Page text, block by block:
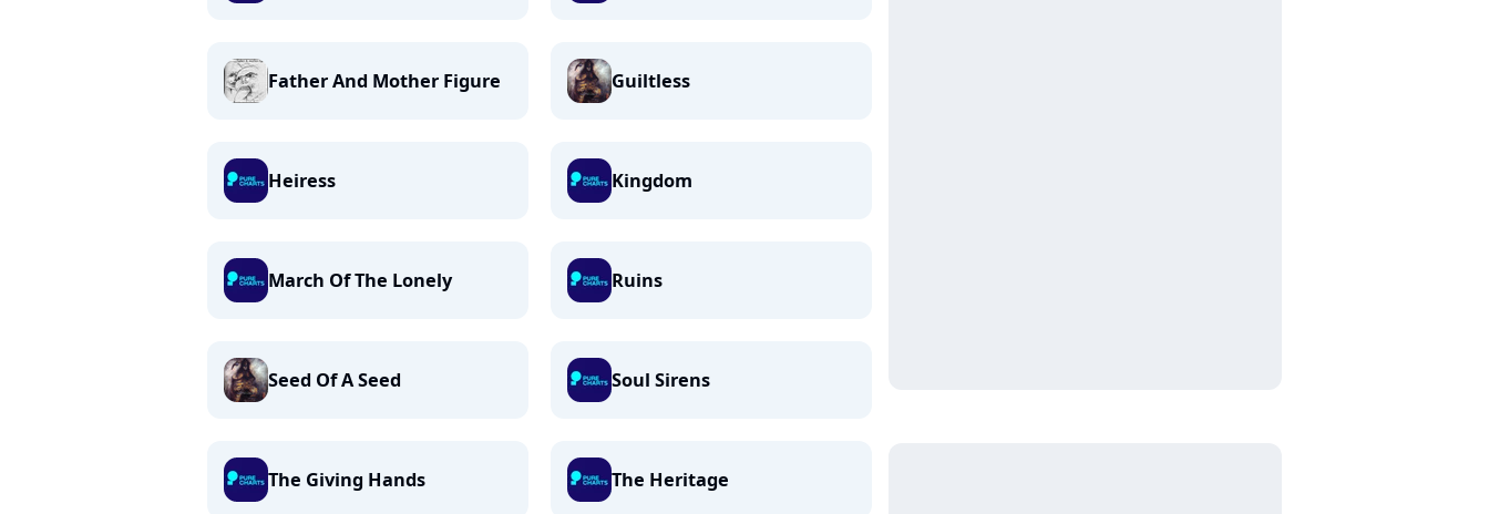
Father And Mother Figure Guiltless
Heiress Kingdom
March Of The Lonely Ruins
Seed Of A Seed Soul Sirens
The Giving Hands The Heritage